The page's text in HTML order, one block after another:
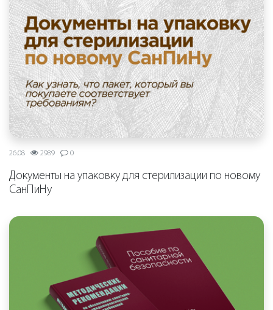
26.08 2989 0
Документы на упаковку для стерилизации по новому
СанПиНу